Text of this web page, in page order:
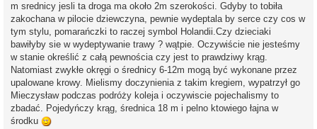
m srednicy jesli ta droga ma około 2m szerokości. Gdyby to tobiła
zakochana w pilocie dziewczyna, pewnie wydeptala by serce czy cos w
tym stylu, pomarańczki to raczej symbol Holandii.Czy dzieciaki
bawiłyby sie w wydeptywanie trawy ? wątpie. Oczywiście nie jesteśmy
w stanie określić z całą pewnościa czy jest to prawdziwy krąg.
Natomiast zwykłe okręgi o średnicy 6-12m mogą być wykonane przez
upalowane krowy. Mielismy doczynienia z takim kregiem, wypatrzył go
Mieczysław podczas podróży koleja i oczywiscie pojechalismy to
zbadać. Pojedyńczy krąg, średnica 18 m i pelno ktowiego łajna w
środku